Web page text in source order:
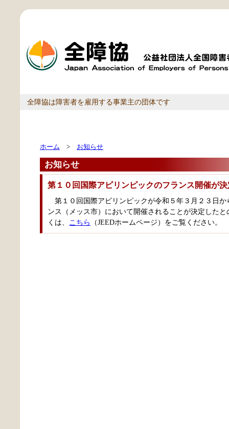
全障協は障害者を雇用する事業主の団体です
ホーム > お知らせ
お知らせ
第１０回国際アビリンピックのフランス開催が
第１０回国際アビリンピックが令和５年３月２３日
ンス（メッス市）において開催されることが決定した
くは、
こちら （JEEDホームページ）をご覧ください。